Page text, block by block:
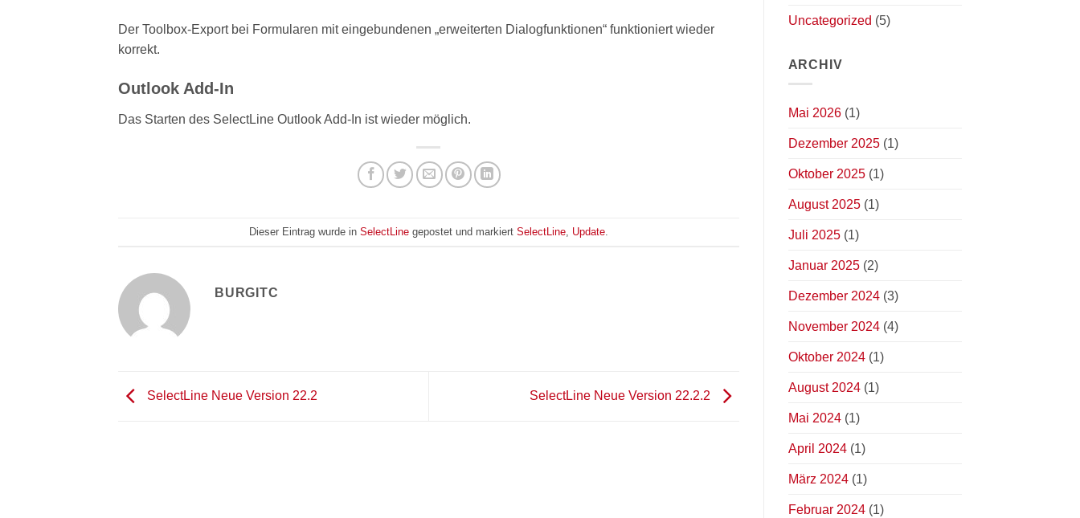
Der Toolbox-Export bei Formularen mit eingebundenen „erweiterten Dialogfunktionen“ funktioniert wieder
korrekt.
Outlook Add-In
Das Starten des SelectLine Outlook Add-In ist wieder möglich.
Dieser Eintrag wurde in SelectLinegepostet und markiert SelectLine, Update.
BURGITC
SelectLine Neue Version 22.2 SelectLine Neue Version 22.2.2
Uncategorized (5)
ARCHIV
Mai 2026(1)
Dezember 2025(1)
Oktober 2025(1)
August 2025(1)
Juli 2025(1)
Januar 2025(2)
Dezember 2024(3)
November 2024(4)
Oktober 2024(1)
August 2024(1)
Mai 2024(1)
April 2024(1)
März 2024(1)
Februar 2024(1)